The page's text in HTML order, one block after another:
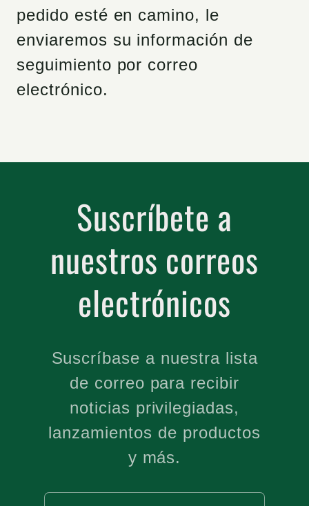
pedido esté en camino, le
enviaremos su información de
seguimiento por correo
electrónico.
Suscríbete a
nuestros correos
electrónicos
Suscríbase a nuestra lista
de correo para recibir
noticias privilegiadas,
lanzamientos de productos
y más.